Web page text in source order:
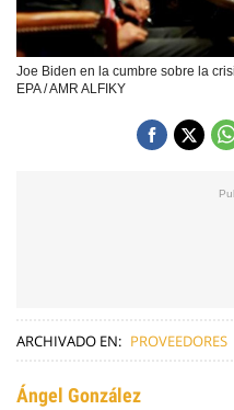
Joe Biden en la cumbre sobre la
EPA / AMR ALFIKY
ARCHIVADO EN: PROVEEDORES
Ángel González